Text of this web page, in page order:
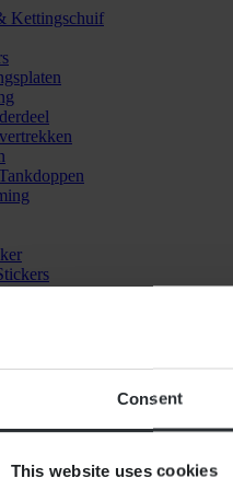
Consent
This website uses cookies
Kettingschuif
Lagers